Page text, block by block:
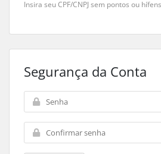
Insira seu CPF/CNPJ sem pontos ou hífens
Segurança da Conta